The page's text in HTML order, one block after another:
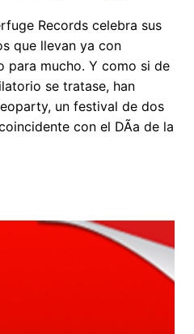
Records celebra sus
que llevan ya con
para mucho. Y como si de
se tratase, han
un festival de dos
con el DÃ­a de la